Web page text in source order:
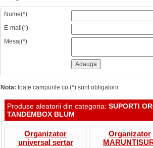
Nume(*)
E-mail(*)
Mesaj(*)
Nota: toate campurile cu (*) sunt obligatorii.
Produse aleatorii din categoria: SUPORTI
TANDEMBOX BLUM
Organizator
universal sertar
Organizator